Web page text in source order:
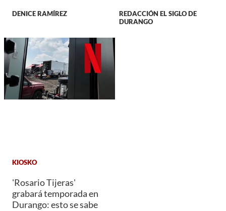
DENICE RAMÍREZ
REDACCIÓN EL SIGLO DE
DURANGO
KIOSKO
'Rosario Tijeras'
grabará temporada en
Durango: esto se sabe